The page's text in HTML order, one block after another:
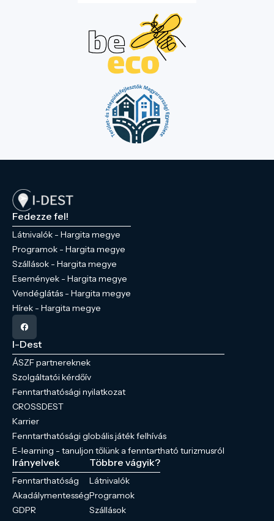
Fedezze fel!
Látnivalók - Hargita megye
Programok - Hargita megye
Szállások - Hargita megye
Események - Hargita megye
Vendéglátás - Hargita megye
Hírek - Hargita megye
I-Dest
ÁSZF partnereknek
Szolgáltatói kérdőív
Fenntarthatósági nyilatkozat
CROSSDEST
Karrier
Fenntarthatósági globális játék felhívás
E-learning - tanuljon tőlünk a fenntartható turizmusról
Irányelvek
Fenntarthatóság
Akadálymentesség
GDPR
Többre vágyik?
Látnivalók
Programok
Szállások